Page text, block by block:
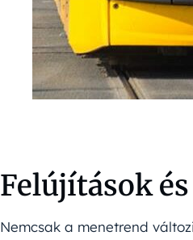
Felújítások
Nemcsak a menetrend